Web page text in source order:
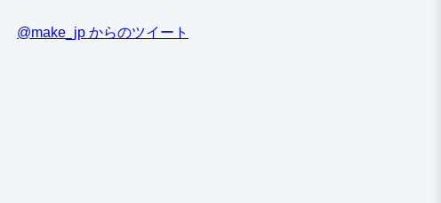
@make_jp からのツイート